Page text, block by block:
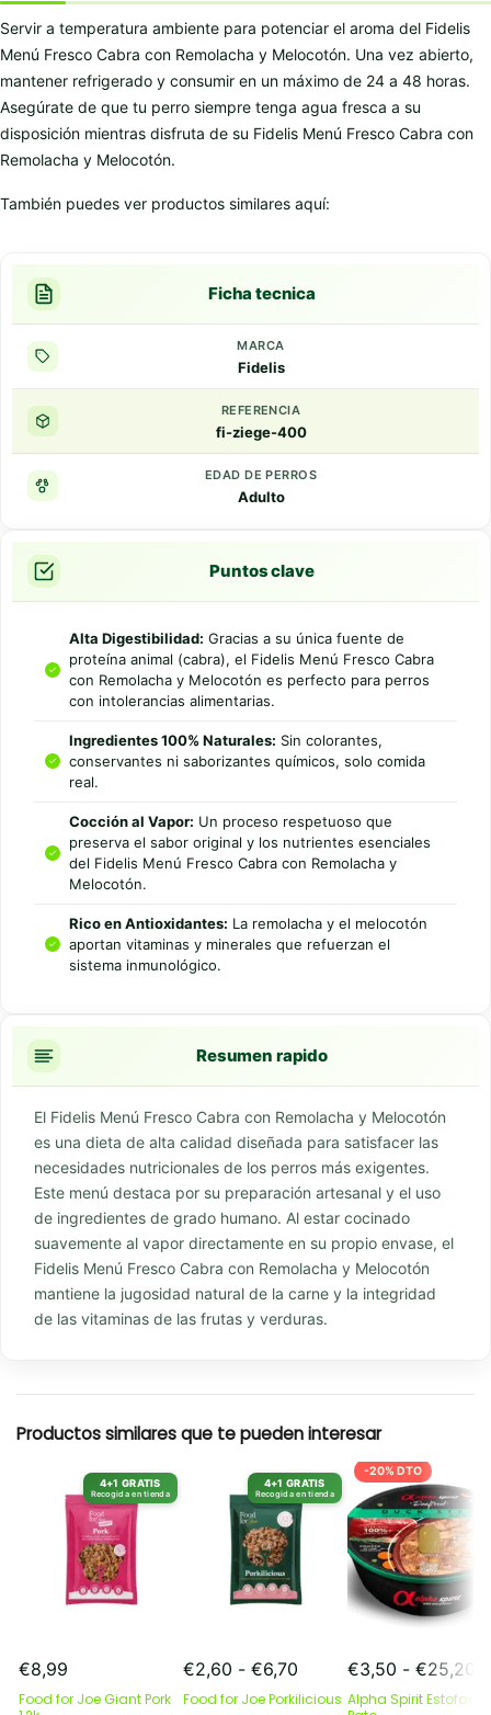
Servir a temperatura ambiente para potenciar el aroma del Fidelis
Menú Fresco Cabra con Remolacha y Melocotón. Una vez abierto,
mantener refrigerado y consumir en un máximo de 24 a 48 horas.
Asegúrate de que tu perro siempre tenga agua fresca a su
disposición mientras disfruta de su Fidelis Menú Fresco Cabra con
Remolacha y Melocotón.
También puedes ver productos similares aquí:
Ficha tecnica
MARCA
Fidelis
REFERENCIA
fi-ziege-400
EDAD DE PERROS
Adulto
Puntos clave
Alta Digestibilidad: Gracias a su única fuente de
proteína animal (cabra), el Fidelis Menú Fresco Cabra
con Remolacha y Melocotón es perfecto para perros
con intolerancias alimentarias.
Ingredientes 100% Naturales: Sin colorantes,
conservantes ni saborizantes químicos, solo comida
real.
Cocción al Vapor: Un proceso respetuoso que
preserva el sabor original y los nutrientes esenciales
del Fidelis Menú Fresco Cabra con Remolacha y
Melocotón.
Rico en Antioxidantes: La remolacha y el melocotón
aportan vitaminas y minerales que refuerzan el
sistema inmunológico.
Resumen rapido
El Fidelis Menú Fresco Cabra con Remolacha y Melocotón
es una dieta de alta calidad diseñada para satisfacer las
necesidades nutricionales de los perros más exigentes.
Este menú destaca por su preparación artesanal y el uso
de ingredientes de grado humano. Al estar cocinado
suavemente al vapor directamente en su propio envase, el
Fidelis Menú Fresco Cabra con Remolacha y Melocotón
mantiene la jugosidad natural de la carne y la integridad
de las vitaminas de las frutas y verduras.
Productos similares que te pueden interesar
€8,99
4+1 GRATIS
Recogida en tienda
Food for Joe Giant Pork
€2,60 - €6,70 Rango
de
4+1 GRATIS
Recogida en tienda
Food for Joe Porkilicious
-20% DTO
€3,50 - €25,20
Alpha Spirit Estofado